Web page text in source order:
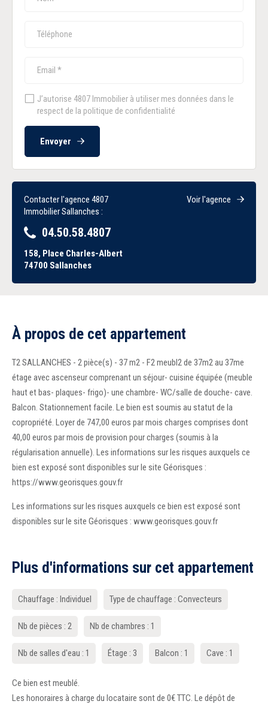
J’autorise 4807 Immobilier à utiliser mes données dans le
respect de la politique de confidentialité
Envoyer
Contacter l'agence 4807
Immobilier Sallanches :
Voir l'agence
04.50.58.4807
158, Place Charles-Albert
74700 Sallanches
À propos de cet appartement
T2 SALLANCHES - 2 pièce(s) - 37 m2 - F2 meubl2 de 37m2 au 37me
étage avec ascenseur comprenant un séjour- cuisine équipée (meuble
haut et bas- plaques- frigo)- une chambre- WC/salle de douche- cave.
Balcon. Stationnement facile. Le bien est soumis au statut de la
copropriété. Loyer de 747,00 euros par mois charges comprises dont
40,00 euros par mois de provision pour charges (soumis à la
régularisation annuelle). Les informations sur les risques auxquels ce
bien est exposé sont disponibles sur le site Géorisques :
https://www.georisques.gouv.fr
Les informations sur les risques auxquels ce bien est exposé sont
disponibles sur le site Géorisques : www.georisques.gouv.fr
Plus d'informations sur cet appartement
Chauffage : Individuel Type de chauffage : Convecteurs
Nb de pièces : 2 Nb de chambres : 1
Nb de salles d'eau : 1 Étage : 3 Balcon : 1 Cave : 1
Ce bien est meublé.
Les honoraires à charge du locataire sont de 0€ TTC. Le dépôt de